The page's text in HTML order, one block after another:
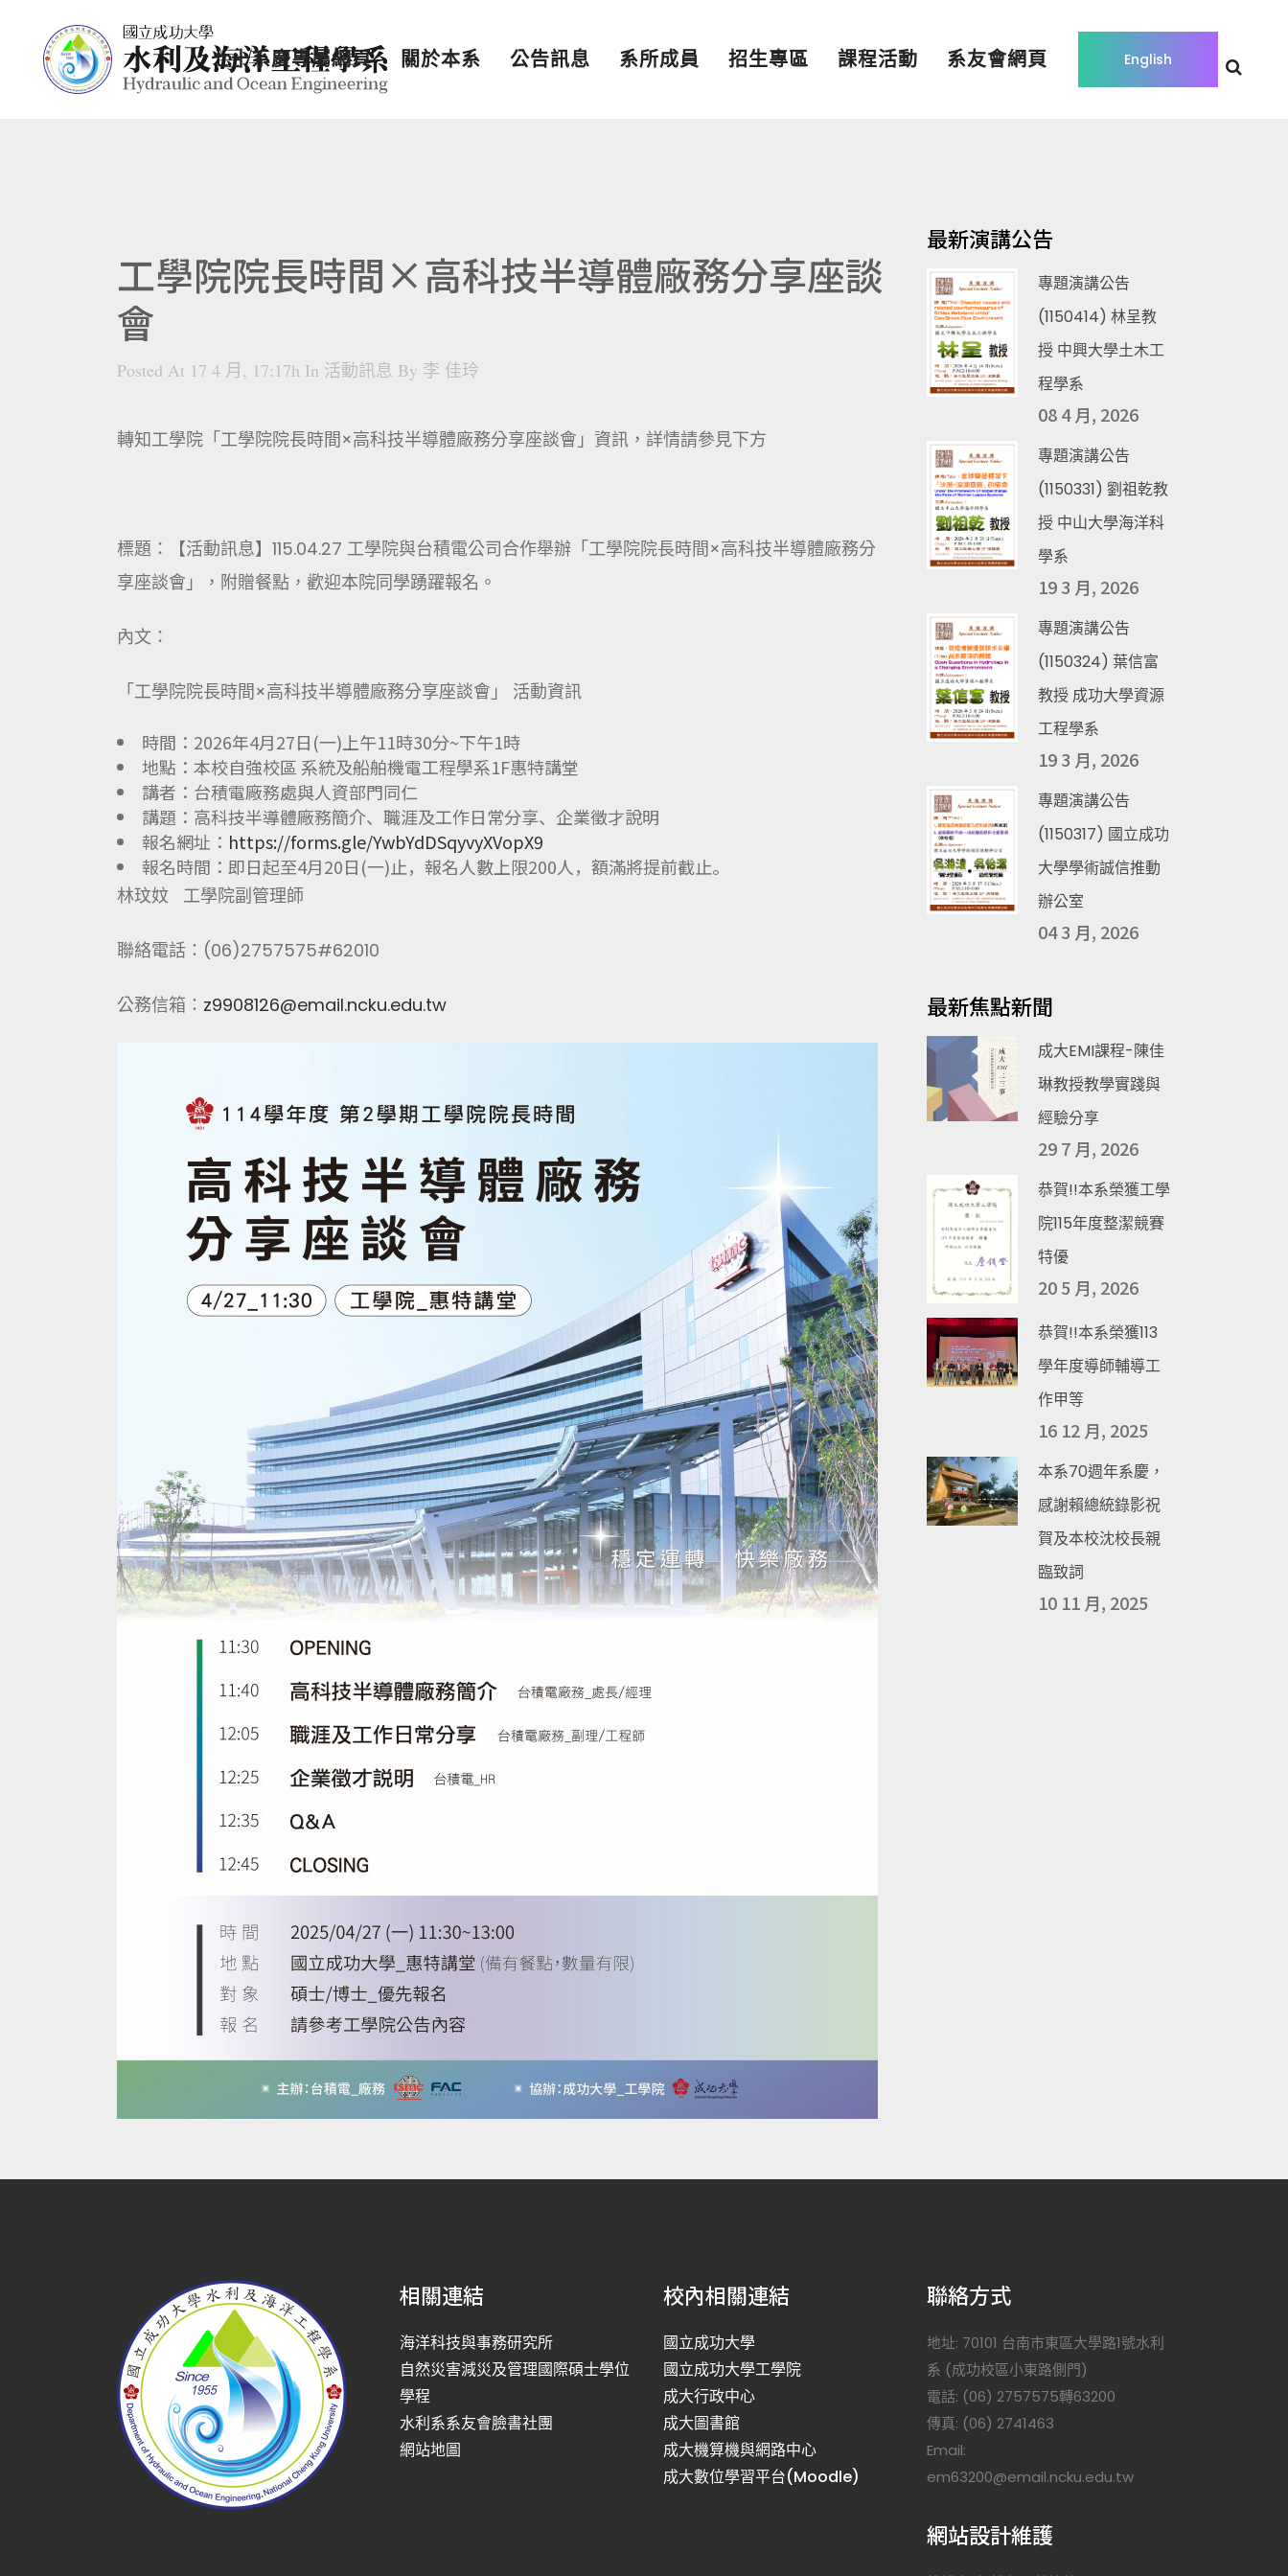
English
七十系慶專屬網頁 關於本系 公告訊息 系所成員 招生專區 課程活動 系友會網頁
工學院院長時間×高科技半導體廠務分享座談
會
Posted At 17 4 月, 17:17h In 活動訊息 By 李 佳玲
轉知工學院「工學院院長時間×高科技半導體廠務分享座談會」資訊，詳情請參見下方
標題：【活動訊息】115.04.27 工學院與台積電公司合作舉辦「工學院院長時間×高科技半導體廠務分
享座談會」，附贈餐點，歡迎本院同學踴躍報名。
內文：
「工學院院長時間×高科技半導體廠務分享座談會」 活動資訊
時間：2026年4月27日(一)上午11時30分~下午1時
地點：本校自強校區 系統及船舶機電工程學系1F惠特講堂
講者：台積電廠務處與人資部門同仁
講題：高科技半導體廠務簡介、職涯及工作日常分享、企業徵才說明
報名網址： https://forms.gle/YwbYdDSqyvyXVopX9
報名時間：即日起至4月20日(一)止，報名人數上限200人，額滿將提前截止。
林玟妏 工學院副管理師
聯絡電話：(06)2757575#62010
公務信箱： z9908126@email.ncku.edu.tw
最新演講公告
專題演講公告
(1150414) 林呈教
授 中興大學土木工
程學系
08 4 月, 2026
專題演講公告
(1150331) 劉祖乾教
授 中山大學海洋科
學系
19 3 月, 2026
專題演講公告
(1150324) 葉信富
教授 成功大學資源
工程學系
19 3 月, 2026
專題演講公告
(1150317) 國立成功
大學學術誠信推動
辦公室
04 3 月, 2026
最新焦點新聞
成大EMI課程-陳佳
琳教授教學實踐與
經驗分享
29 7 月, 2026
恭賀!!本系榮獲工學
院115年度整潔競賽
特優
20 5 月, 2026
恭賀!!本系榮獲113
學年度導師輔導工
作甲等
16 12 月, 2025
本系70週年系慶，
感謝賴總統錄影祝
賀及本校沈校長親
臨致詞
10 11 月, 2025
相關連結
海洋科技與事務研究所
自然災害減災及管理國際碩士學位
學程
水利系系友會臉書社團
網站地圖
校內相關連結
國立成功大學
國立成功大學工學院
成大行政中心
成大圖書館
成大機算機與網路中心
成大數位學習平台(Moodle)
聯絡方式
地址: 70101 台南市東區大學路1號水利
系 (成功校區小東路側門)
電話: (06) 2757575轉63200
傳真: (06) 2741463
Email:
em63200@email.ncku.edu.tw
網站設計維護